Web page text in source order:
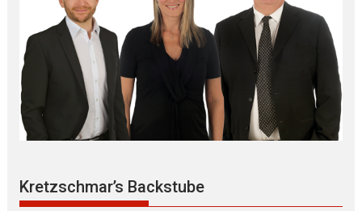
Kretzschmar’s Backstube